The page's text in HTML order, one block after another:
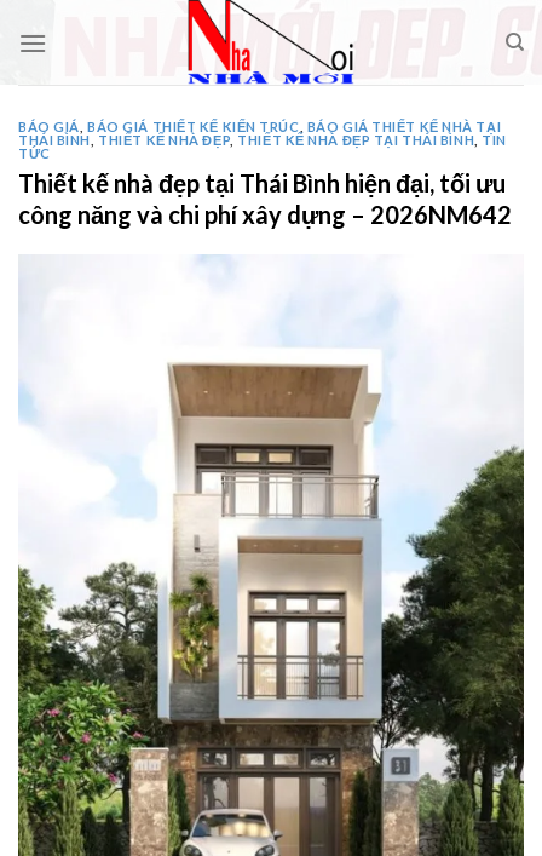
BÁO GIÁ ,BÁO GIÁ THIẾT KẾ KIẾN TRÚC
BÁO GIÁ THIẾT KẾ NHÀ TẠI
THÁI BÌNH
THIẾT KẾ NHÀ ĐẸP THIẾT KẾ NHÀ ĐẸP TẠI THÁI BÌNH
TIN
TỨC
Thiết kế nhà đẹp tại Thái Bình hiện đại, tối ưu
công năng và chi phí xây dựng – 2026NM642